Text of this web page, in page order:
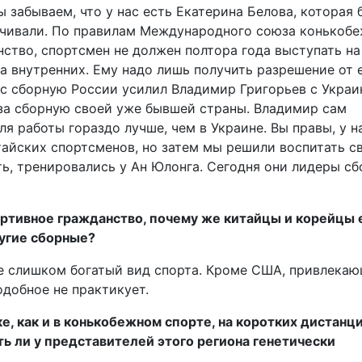
что у нас есть Екатерина Белова, которая
По правилам Международного союза
спортсмен не должен полтора года выступать на
Ему надо лишь получить разрешение от
России усилил Владимир Григорьев с
сборную своей уже бывшей страны. Владимир сам
работы гораздо лучше, чем в Украине. Вы правы, у
спортсменов, но затем мы решили воспитать
тренировались у Ан Юлонга. Сегодня они лидеры
гражданство, почему же китайцы и корейцы
сборные?
слишком богатый вид спорта. Кроме США,
не практикует.
как и в конькобежном спорте, на коротких
у представителей этого региона генетически